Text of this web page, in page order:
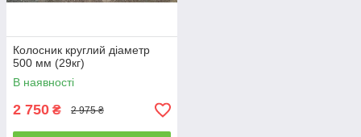
Колосник круглий діаметр
500 мм (29кг)
В наявності
2 750 ₴ 2 975 ₴